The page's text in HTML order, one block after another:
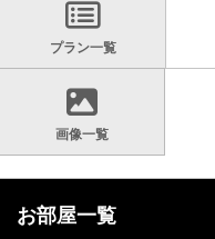
プラン一覧
画像一覧
お部屋一覧